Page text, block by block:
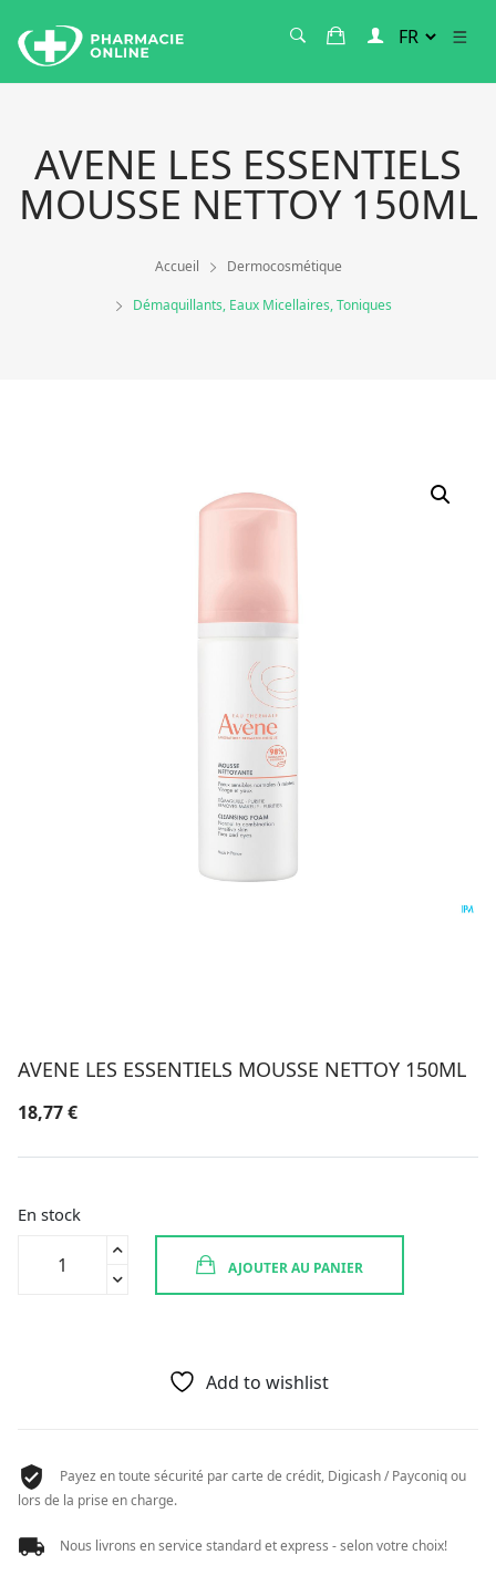
AVENE LES ESSENTIELS
MOUSSE NETTOY 150ML
Accueil Dermocosmétique
Démaquillants, Eaux Micellaires, Toniques
AVENE LES ESSENTIELS MOUSSE NETTOY 150ML
18,77€
En stock
AJOUTER AU PANIER
Add to wishlist
Payez en toute sécurité par carte de crédit, Digicash / Payconiq ou
lors de la prise en charge.
Nous livrons en service standard et express - selon votre choix!